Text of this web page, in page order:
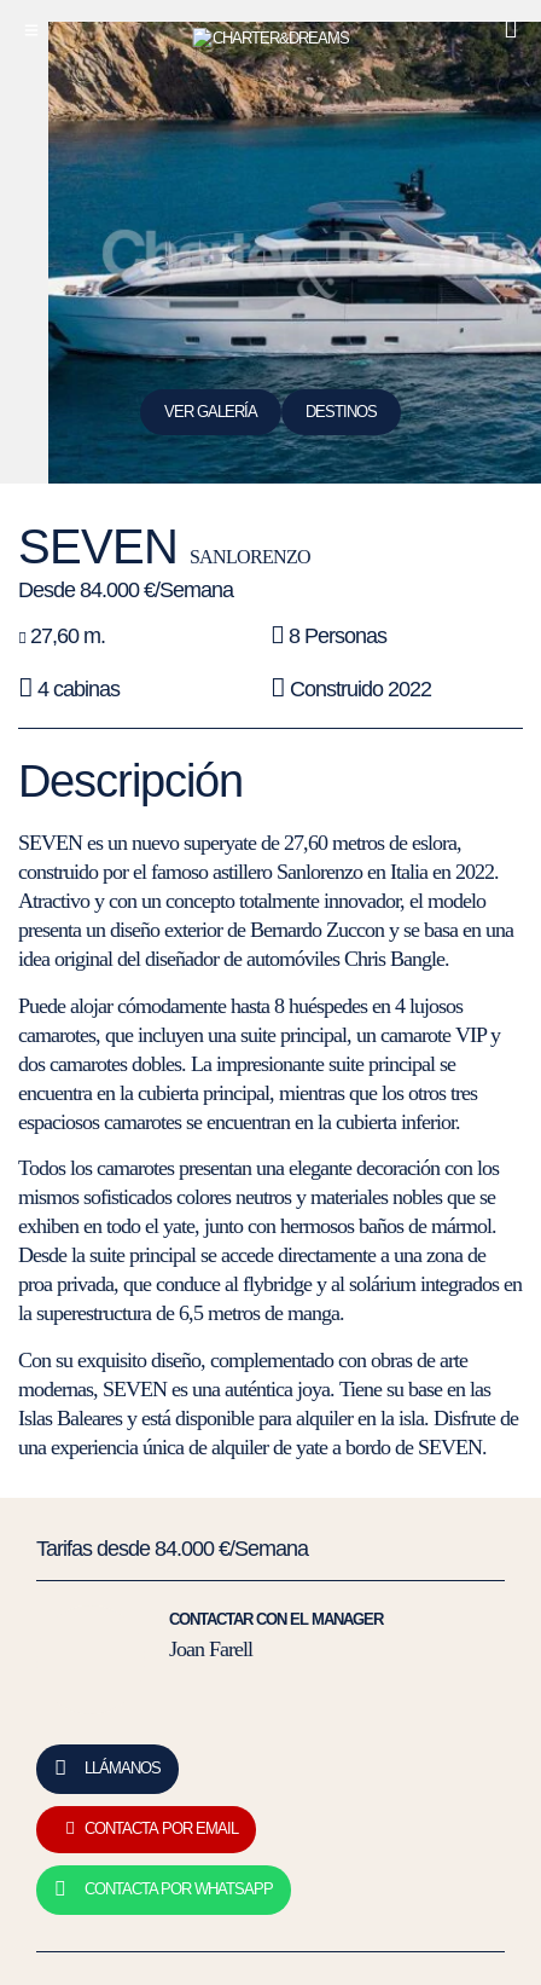
VER GALERÍA DESTINOS
SEVEN SANLORENZO
Desde 84.000 €/Semana
27,60 m.
8 Personas
4 cabinas Construido 2022
Descripción
SEVEN es un nuevo superyate de 27,60 metros de eslora,
construido por el famoso astillero Sanlorenzo en Italia en 2022.
Atractivo y con un concepto totalmente innovador, el modelo
presenta un diseño exterior de Bernardo Zuccon y se basa en una
idea original del diseñador de automóviles Chris Bangle.
Puede alojar cómodamente hasta 8 huéspedes en 4 lujosos
camarotes, que incluyen una suite principal, un camarote VIP y
dos camarotes dobles. La impresionante suite principal se
encuentra en la cubierta principal, mientras que los otros tres
espaciosos camarotes se encuentran en la cubierta inferior.
Todos los camarotes presentan una elegante decoración con los
mismos sofisticados colores neutros y materiales nobles que se
exhiben en todo el yate, junto con hermosos baños de mármol.
Desde la suite principal se accede directamente a una zona de
proa privada, que conduce al flybridge y al solárium integrados en
la superestructura de 6,5 metros de manga.
Con su exquisito diseño, complementado con obras de arte
modernas, SEVEN es una auténtica joya. Tiene su base en las
Islas Baleares y está disponible para alquiler en la isla. Disfrute de
una experiencia única de alquiler de yate a bordo de SEVEN.
Tarifas desde 84.000 €/Semana
CONTACTAR CON EL MANAGER
Joan Farell
LLÁMANOS
CONTACTA POR EMAIL
CONTACTA POR WHATSAPP